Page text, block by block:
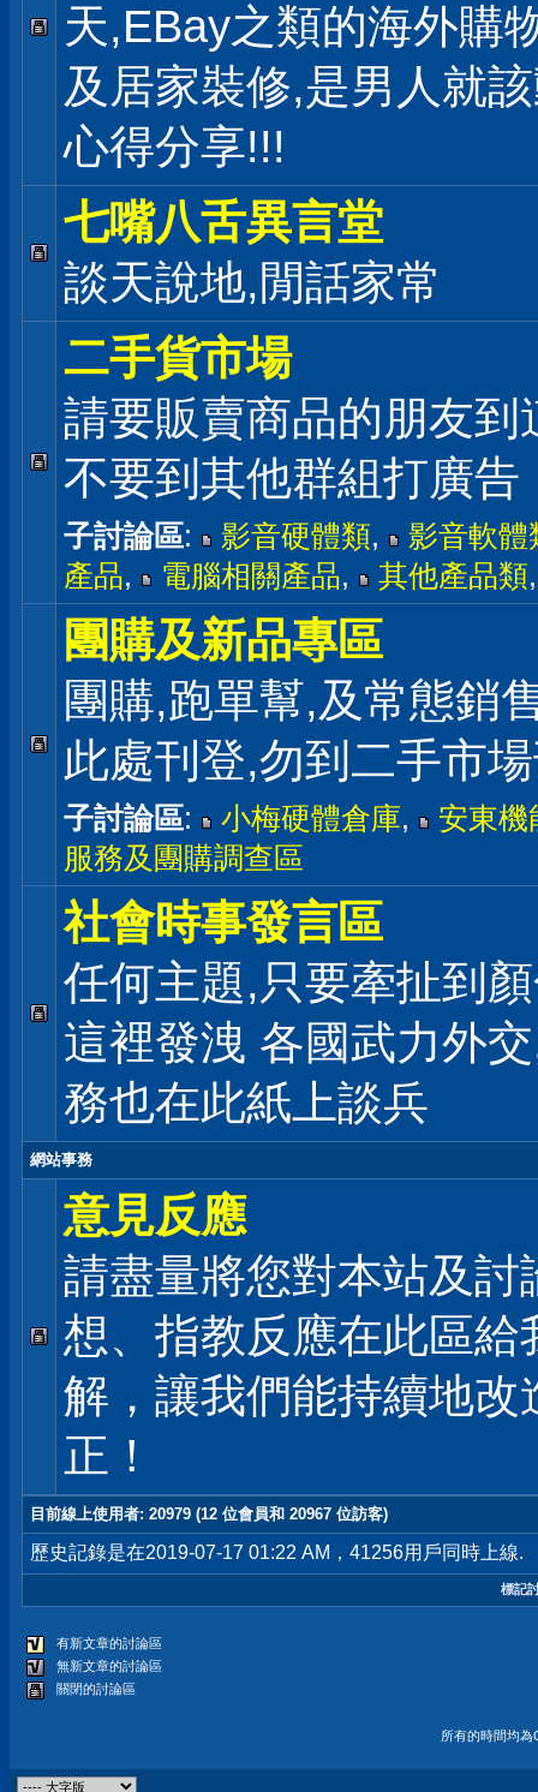
天,EBay之類的海外購
及居家裝修,是男人就
心得分享!!!
七嘴八舌異言堂
談天說地,閒話家常
二手貨市場
請要販賣商品的朋友到
不要到其他群組打廣告
子討論區: 影音硬體類,
影音軟體
產品, 電腦相關產品, 其他產品類
團購及新品專區
團購,跑單幫,及常態銷
此處刊登,勿到二手市
子討論區: 小梅硬體倉庫,
安東機
服務及團購調查區
社會時事發言區
任何主題,只要牽扯到
這裡發洩 各國武力外
務也在此紙上談兵
網站事務
意見反應
請盡量將您對本站及討
想、指教反應在此區給
解，讓我們能持續地改
正！
目前線上使用者: 20979 (12 位會員和 20967 位訪客)
歷史記錄是在2019-07-17 01:22 AM，41256用戶同時上線.
標記
有新文章的討論區
無新文章的討論區
關閉的討論區
所有的時間均為